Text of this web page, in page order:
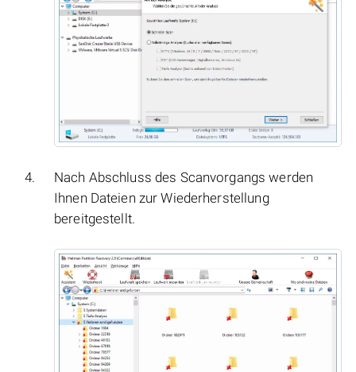
Nach Abschluss des Scanvorgangs werden
Ihnen Dateien zur Wiederherstellung
bereitgestellt.